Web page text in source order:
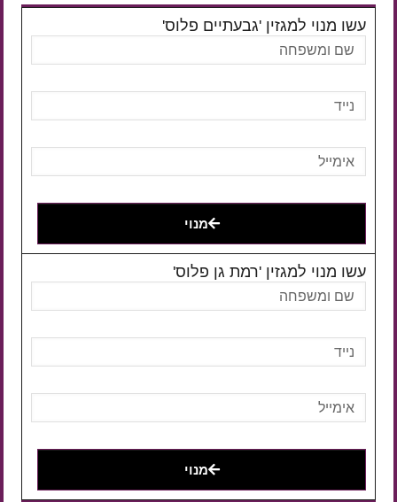
עשו מנוי למגזין 'גבעתיים פלוס'
מנוי
עשו מנוי למגזין 'רמת גן פלוס'
מנוי